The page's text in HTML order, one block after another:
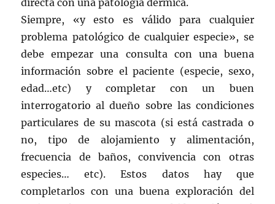
directa con una patología dérmica.
Siempre, «y esto es válido para cualquier
problema patológico de cualquier especie», se
debe empezar una consulta con una buena
información sobre el paciente (especie, sexo,
edad…etc) y completar con un buen
interrogatorio al dueño sobre las condiciones
particulares de su mascota (si está castrada o
no, tipo de alojamiento y alimentación,
frecuencia de baños, convivencia con otras
especies… etc). Estos datos hay que
completarlos con una buena exploración del